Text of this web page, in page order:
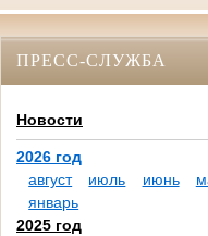
ПРЕСС-СЛУЖБА
Новости
2026 год
август
июль июнь
январь
2025 год